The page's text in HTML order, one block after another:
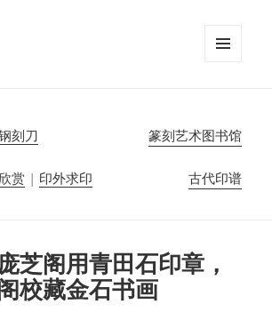
刻刀 篆刻艺术图书馆
赏 | 印外求印 古代印谱
芝阁用青田石印章，
校藏金石书画